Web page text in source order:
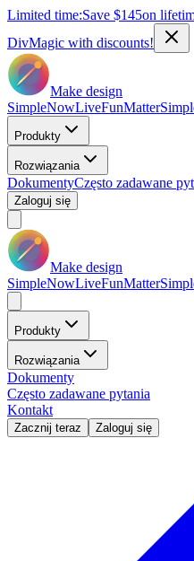
Limited time:Save $145on
DivMagic with discounts!
Make design
SimpleNowLiveFunMatter
Produkty
Rozwiązania
DokumentyCzęsto zadawane
Zaloguj się
Make design
SimpleNowLiveFunMatter
Produkty
Rozwiązania
Dokumenty
Często zadawane pytania
Kontakt
Zacznij teraz Zaloguj się